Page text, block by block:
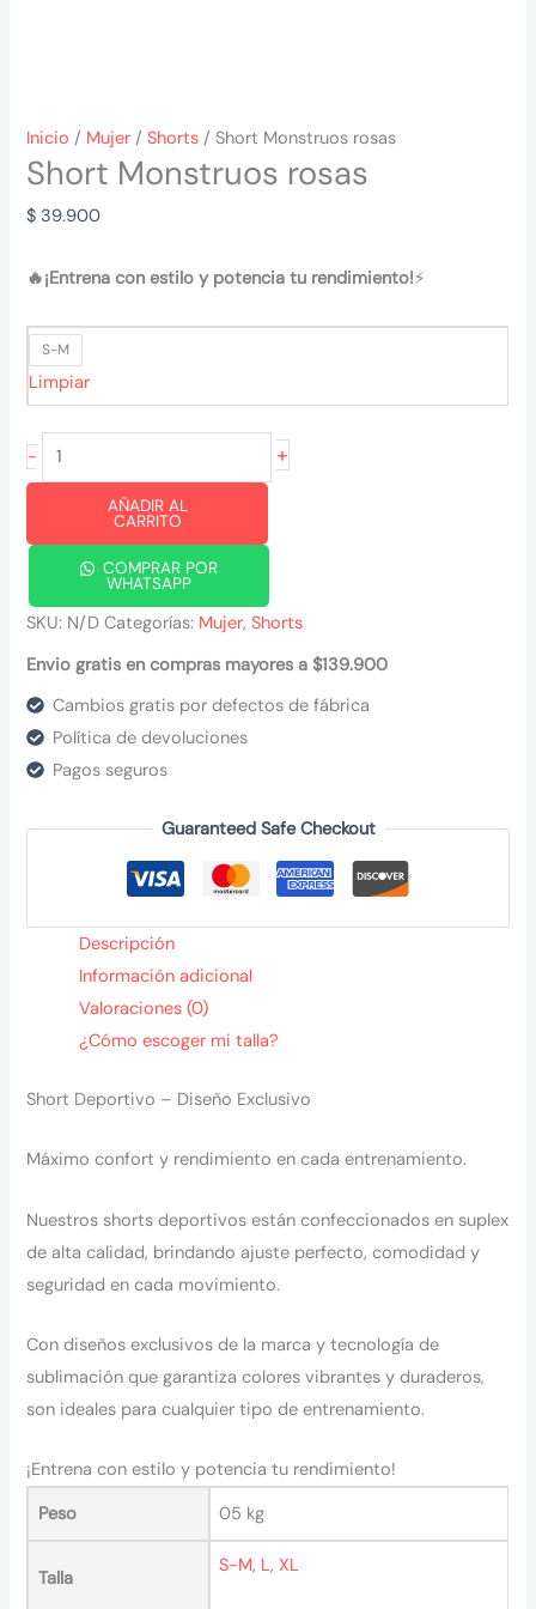
Inicio / Mujer /Shorts / Short Monstruos rosas
Short Monstruos rosas
$ 39.900
🔥¡Entrena con estilo y potencia tu rendimiento!⚡
S-M
Limpiar
-
Short
Monstruos
cantidad
+
AÑADIR AL
CARRITO
COMPRAR POR
WHATSAPP
SKU: N/D Categorías: Mujer,Shorts
Envio gratis en compras mayores a $139.900
Cambios gratis por defectos de fábrica
Política de devoluciones
Pagos seguros
Guaranteed Safe Checkout
Descripción
Información adicional
Valoraciones (0)
¿Cómo escoger mi talla?
Short Deportivo – Diseño Exclusivo
Máximo confort y rendimiento en cada entrenamiento.
Nuestros shorts deportivos están confeccionados en suplex
de alta calidad, brindando ajuste perfecto, comodidad y
seguridad en cada movimiento.
Con diseños exclusivos de la marca y tecnología de
sublimación que garantiza colores vibrantes y duraderos,
son ideales para cualquier tipo de entrenamiento.
¡Entrena con estilo y potencia tu rendimiento!
Peso
05 kg
Talla
S-M, L, XL